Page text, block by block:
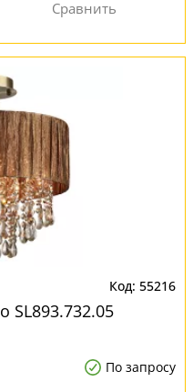
55216
SL893.732.05
По запросу